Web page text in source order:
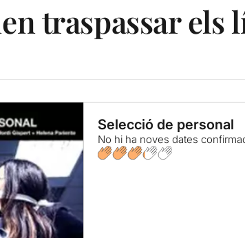
traspassar els
Selecció de personal
No hi ha noves dates